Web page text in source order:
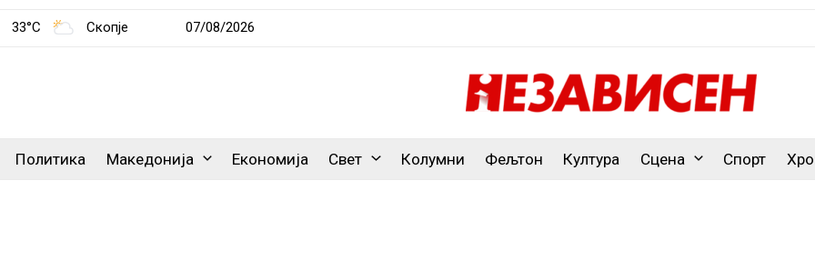
33°C Скопје 07/08/2026
Политика Македонија Економија Свет Колумни Фељтон Култура Сцена Спорт